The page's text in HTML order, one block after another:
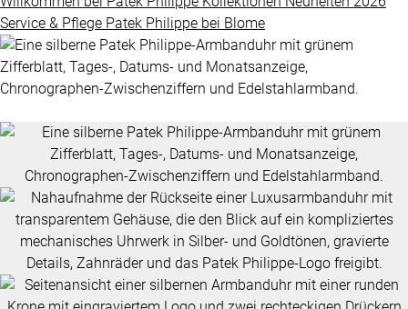
Complications
Nautilus
Twenty-
4
Cubitus
Complications
BLOME
SERVICE
ÜBER
UNS
Impressum
Datenschutz
AGB
Service & Pflege Patek Philippe bei Blome